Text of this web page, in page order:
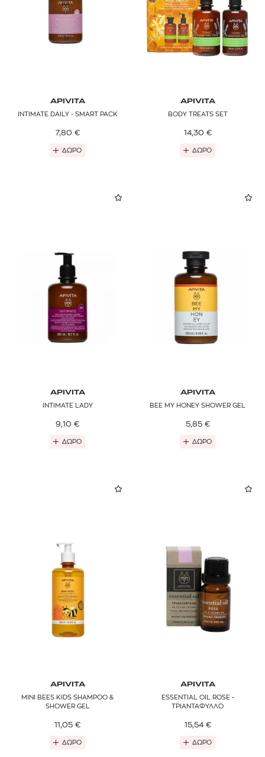
APIVITA
INTIMATE DAILY - SMART PACK
7,80 €
ΔΩΡΟ
APIVITA
BODY TREATS SET
14,30 €
ΔΩΡΟ
APIVITA
INTIMATE LADY
9,10 €
ΔΩΡΟ
APIVITA
BEE MY HONEY SHOWER GEL
5,85 €
ΔΩΡΟ
APIVITA
MINI BEES KIDS SHAMPOO &
SHOWER GEL
11,05 €
ΔΩΡΟ
APIVITA
ESSENTIAL OIL ROSE -
ΤΡΙΑΝΤΑΦΥΛΛΟ
15,54 €
ΔΩΡΟ